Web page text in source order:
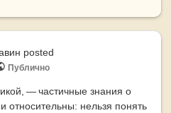
posted
Публично
— частичные знания о
относительны: нельзя понять